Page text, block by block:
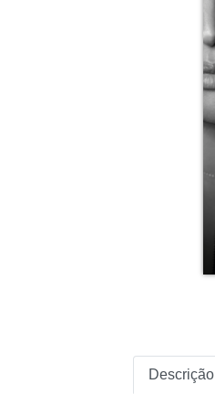
Descrição